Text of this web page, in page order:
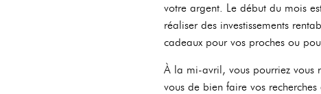
votre argent. Le début du mois
réaliser des investissements
cadeaux pour vos proches ou
À la mi-avril, vous pourriez vous
vous de bien faire vos